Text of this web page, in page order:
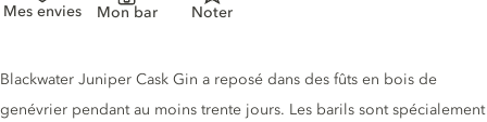
Mes envies Mon bar Noter
Description du gin
Blackwater Juniper Cask Gin a reposé dans des fûts en bois de
genévrier pendant au moins trente jours. Les barils sont spécialement